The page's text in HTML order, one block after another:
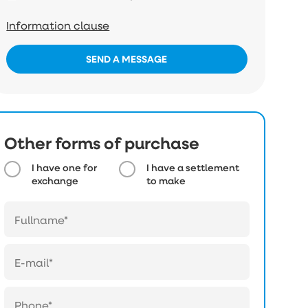
Information clause
SEND A MESSAGE
Other forms of purchase
I have one for
exchange
I have a settlement
to make